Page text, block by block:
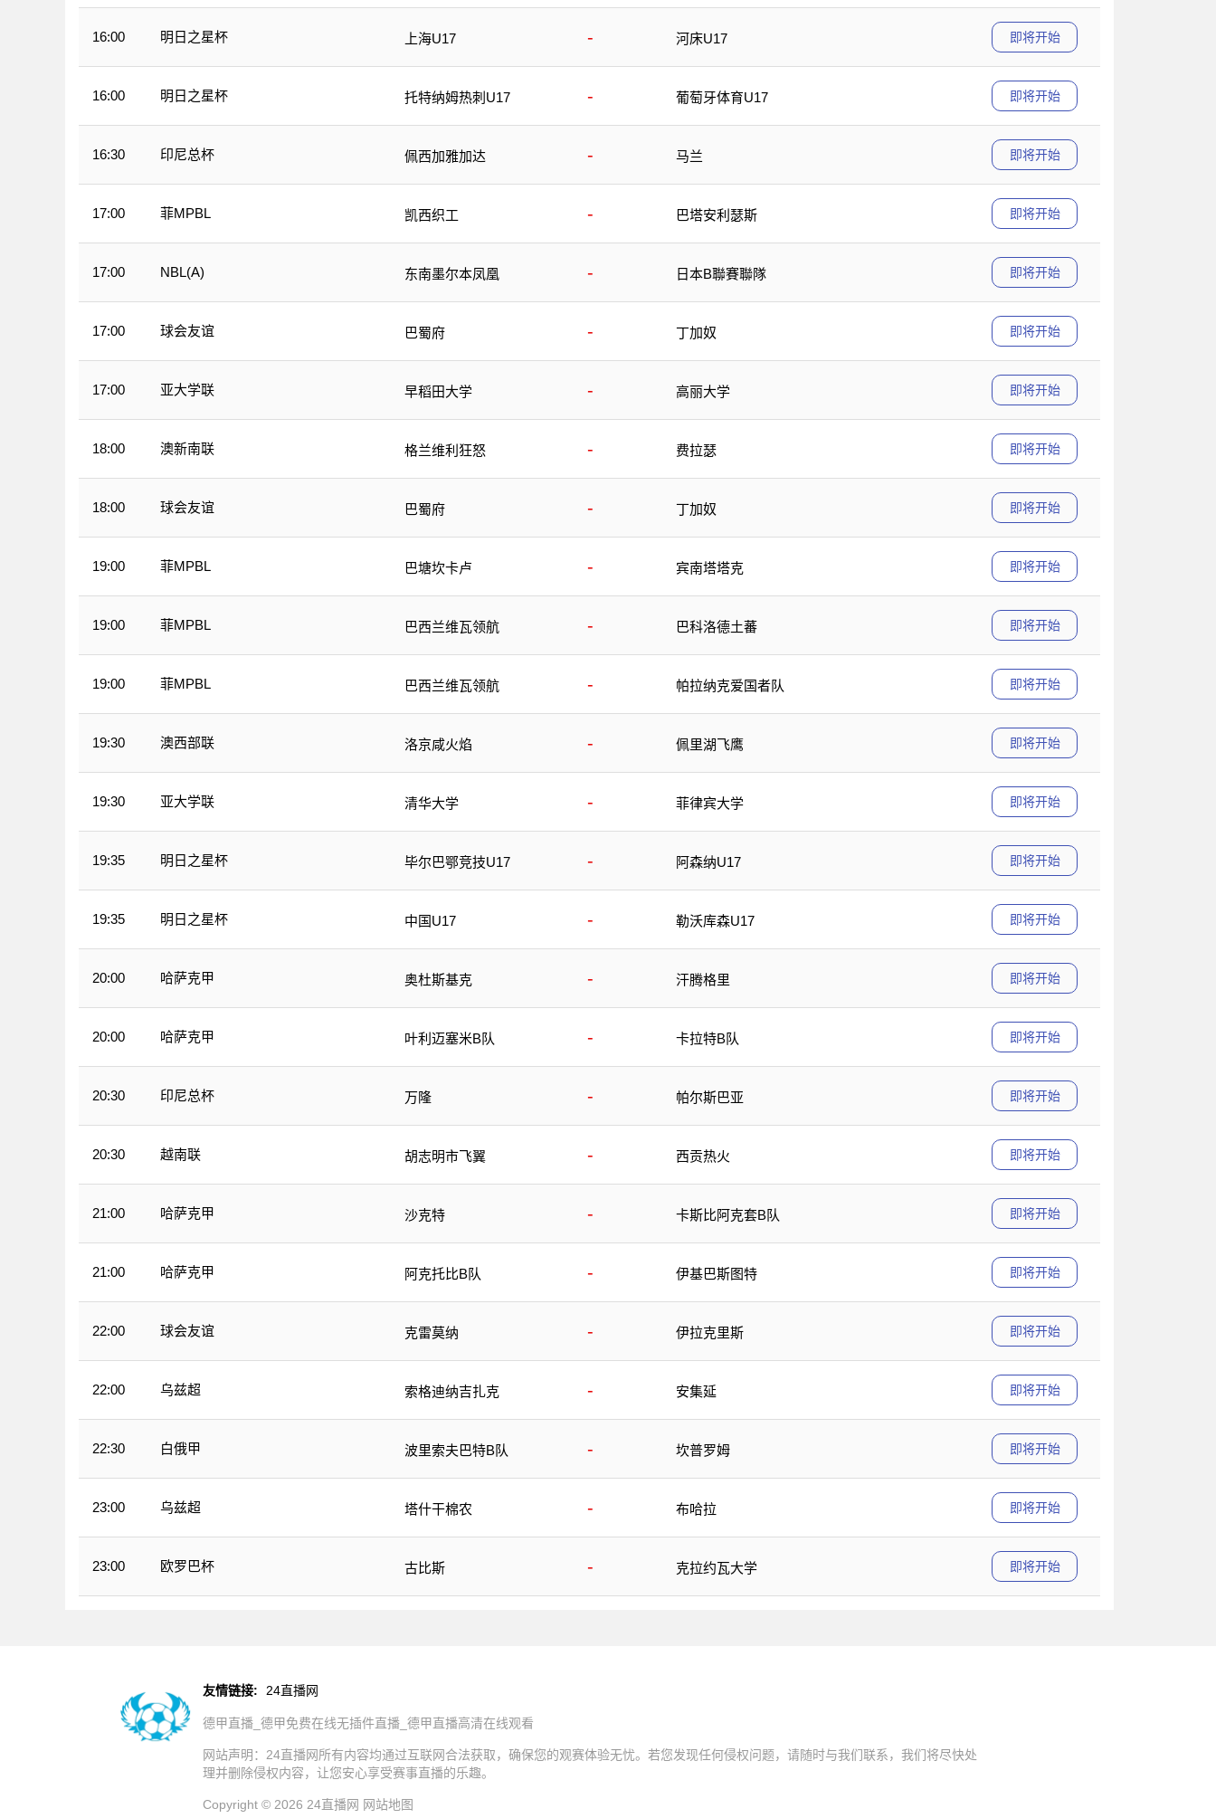
16:00 明日之星杯 上海U17 - 河床U17 即将开始
16:00 明日之星杯 托特纳姆热刺U17 - 葡萄牙体育U17 即将开始
16:30 印尼总杯 佩西加雅加达 - 马兰 即将开始
17:00 菲MPBL 凯西织工 - 巴塔安利瑟斯 即将开始
17:00 NBL(A) 东南墨尔本凤凰 - 日本B聯賽聯隊 即将开始
17:00 球会友谊 巴蜀府 - 丁加奴 即将开始
17:00 亚大学联 早稻田大学 - 高丽大学 即将开始
18:00 澳新南联 格兰维利狂怒 - 费拉瑟 即将开始
18:00 球会友谊 巴蜀府 - 丁加奴 即将开始
19:00 菲MPBL 巴塘坎卡卢 - 宾南塔塔克 即将开始
19:00 菲MPBL 巴西兰维瓦领航 - 巴科洛德土蕃 即将开始
19:00 菲MPBL 巴西兰维瓦领航 - 帕拉纳克爱国者队 即将开始
19:30 澳西部联 洛京咸火焰 - 佩里湖飞鹰 即将开始
19:30 亚大学联 清华大学 - 菲律宾大学 即将开始
19:35 明日之星杯 毕尔巴鄂竞技U17 - 阿森纳U17 即将开始
19:35 明日之星杯 中国U17 - 勒沃库森U17 即将开始
20:00 哈萨克甲 奥杜斯基克 - 汗腾格里 即将开始
20:00 哈萨克甲 叶利迈塞米B队 - 卡拉特B队 即将开始
20:30 印尼总杯 万隆 - 帕尔斯巴亚 即将开始
20:30 越南联 胡志明市飞翼 - 西贡热火 即将开始
21:00 哈萨克甲 沙克特 - 卡斯比阿克套B队 即将开始
21:00 哈萨克甲 阿克托比B队 - 伊基巴斯图特 即将开始
22:00 球会友谊 克雷莫纳 - 伊拉克里斯 即将开始
22:00 乌兹超 索格迪纳吉扎克 - 安集延 即将开始
22:30 白俄甲 波里索夫巴特B队 - 坎普罗姆 即将开始
23:00 乌兹超 塔什干棉农 - 布哈拉 即将开始
23:00 欧罗巴杯 古比斯 - 克拉约瓦大学 即将开始
友情链接: 24直播网
德甲直播_德甲免费在线无插件直播_德甲直播高清在线观看
网站声明：24直播网所有内容均通过互联网合法获取，确保您的观赛体验无忧。若您发现任何侵权问题，请随时与我们联系，我们将尽快处
理并删除侵权内容，让您安心享受赛事直播的乐趣。
Copyright © 2026 24直播网 网站地图